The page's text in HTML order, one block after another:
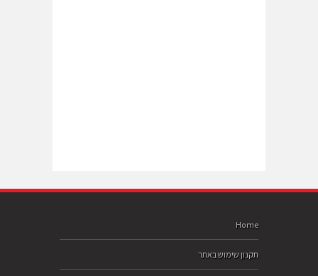
Home
תקנון שימוש באתר